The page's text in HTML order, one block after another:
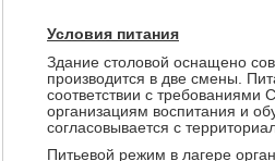
Условия питания
Здание столовой оснащено
производится в две смены.
соответствии с требованиями
организациям воспитания и
согласовывается с
Питьевой режим в лагере